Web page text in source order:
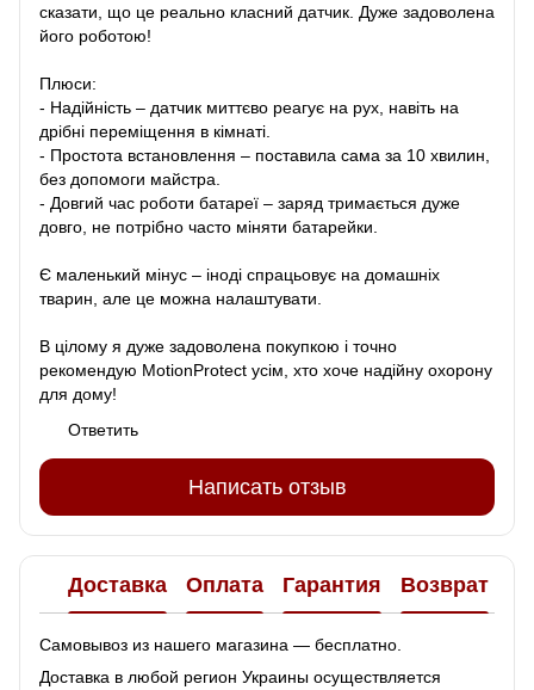
сказати, що це реально класний датчик. Дуже задоволена
його роботою!
Плюси:
- Надійність – датчик миттєво реагує на рух, навіть на
дрібні переміщення в кімнаті.
- Простота встановлення – поставила сама за 10 хвилин,
без допомоги майстра.
- Довгий час роботи батареї – заряд тримається дуже
довго, не потрібно часто міняти батарейки.
Є маленький мінус – іноді спрацьовує на домашніх
тварин, але це можна налаштувати.
В цілому я дуже задоволена покупкою і точно
рекомендую MotionProtect усім, хто хоче надійну охорону
для дому!
Ответить
Написать отзыв
Доставка Оплата Гарантия Возврат
Самовывоз из нашего магазина — бесплатно.
Доставка в любой регион Украины осуществляется